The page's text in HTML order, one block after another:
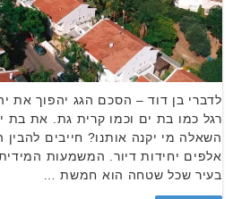
לדברי בן דוד – הסכם הגג יהפוך את
רגל כמו בת ים וכמו קרית גת. את בת
השאלה מי יקנה אותנו? חייבים
אלפים יחידות דיור. המשמעות
בעיר שכל שטחה הוא חמשת …